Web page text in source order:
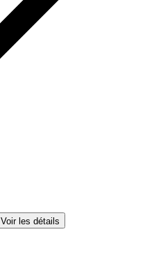
Voir les détails